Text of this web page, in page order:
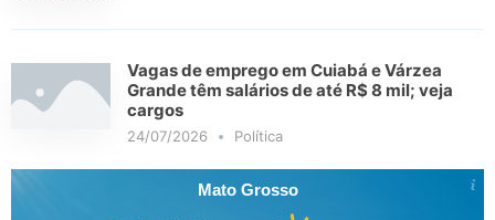
Vagas de emprego em Cuiabá e Várzea
Grande têm salários de até R$ 8 mil; veja
cargos
24/07/2026 Política
Mato Grosso